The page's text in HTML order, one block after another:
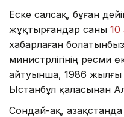
Еске салсақ, бұған
жұқтырғандар саны 10
хабарлаған
министрлігінің ресми
айтуынша, 1986 жылғы
Ыстанбұл қаласынан
Сондай-ақ,